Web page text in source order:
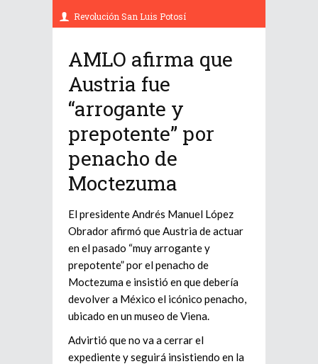
Revolución San Luis Potosí
AMLO afirma que
Austria fue
“arrogante y
prepotente” por
penacho de
Moctezuma
El presidente Andrés Manuel López
Obrador afirmó que Austria de actuar
en el pasado “muy arrogante y
prepotente” por el penacho de
Moctezuma e insistió en que debería
devolver a México el icónico penacho,
ubicado en un museo de Viena.
Advirtió que no va a cerrar el
expediente y seguirá insistiendo en la